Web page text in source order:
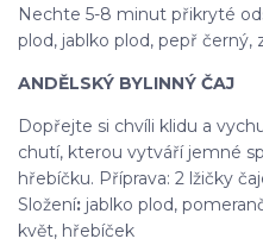
Nechte 5-8 minut přikryté
plod, jablko plod, pepř černý,
ANDĚLSKÝ BYLINNÝ ČAJ
Dopřejte si chvíli klidu a
chutí, kterou vytváří jemné
hřebíčku. Příprava: 2 lžičky
Složení: jablko plod,
květ, hřebíček